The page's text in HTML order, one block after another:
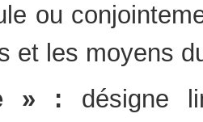
ou
et les moyens
» : désigne